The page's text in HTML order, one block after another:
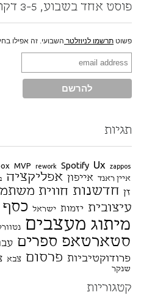
פוסט אחד בשבוע, 3-5 דקות קריאה, יהיה מעניין
פשוט תרשמו לניוזלטר השבועי. זה אפילו
תגיות
MVP rework Spotify Ux zappos
איין ראנד אייפון אפליקציה
זן חדשנות חווית
עיצובית יזמות ישראל כסף
מיתוג מעצבים
סטארטאפ ספרים
פרודוקטיביות פרסום צבא
שנקר
קטגוריות